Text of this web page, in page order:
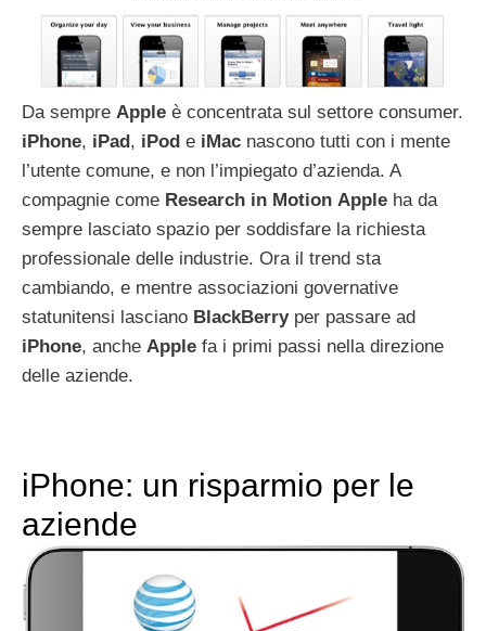
Da sempre Apple è concentrata sul settore consumer.
iPhone, iPad, iPod e iMac nascono tutti con i mente
l’utente comune, e non l’impiegato d’azienda. A
compagnie come Research in Motion Apple ha da
sempre lasciato spazio per soddisfare la richiesta
professionale delle industrie. Ora il trend sta
cambiando, e mentre associazioni governative
statunitensi lasciano BlackBerryper passare ad
iPhone, anche Apple fa i primi passi nella direzione
delle aziende.
iPhone: un risparmio per le
aziende